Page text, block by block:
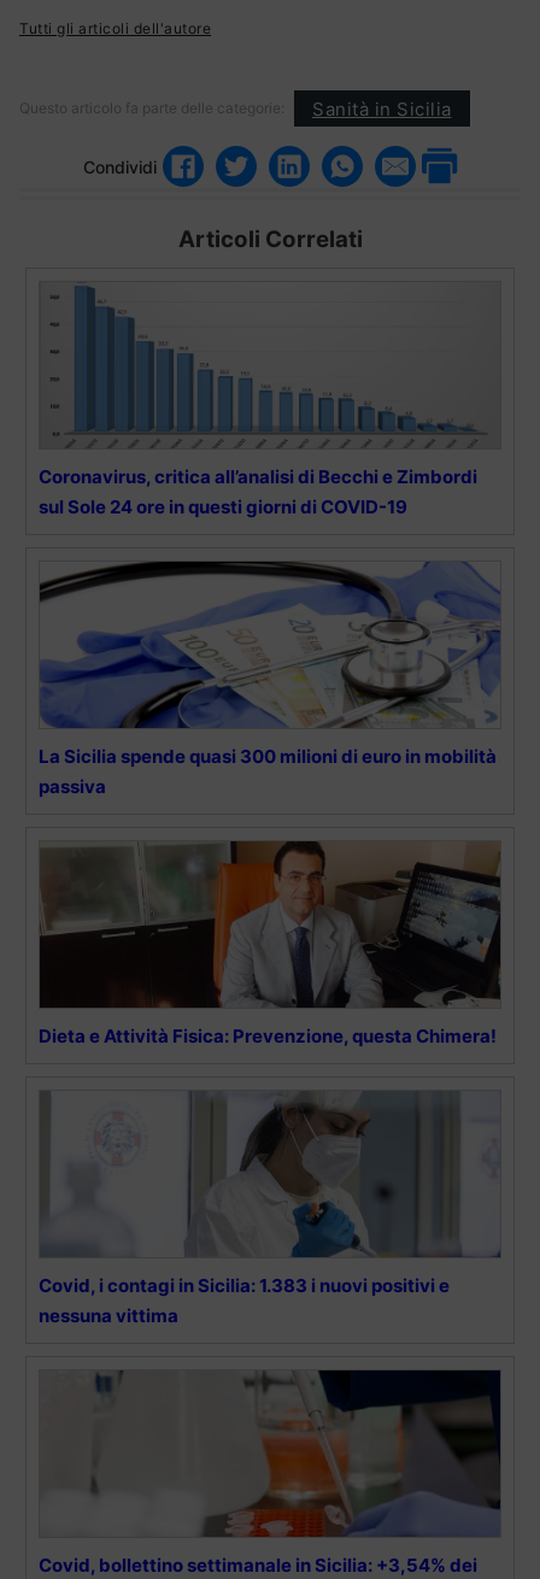
Tutti gli articoli dell'autore
Questo articolo fa parte delle categorie: Sanità in Sicilia
Condividi
Articoli Correlati
Coronavirus, critica all’analisi di Becchi e Zimbordi
sul Sole 24 ore in questi giorni di COVID-19
La Sicilia spende quasi 300 milioni di euro in mobilità
passiva
Dieta e Attività Fisica: Prevenzione, questa Chimera!
Covid, i contagi in Sicilia: 1.383 i nuovi positivi e
nessuna vittima
Covid, bollettino settimanale in Sicilia: +3,54% dei